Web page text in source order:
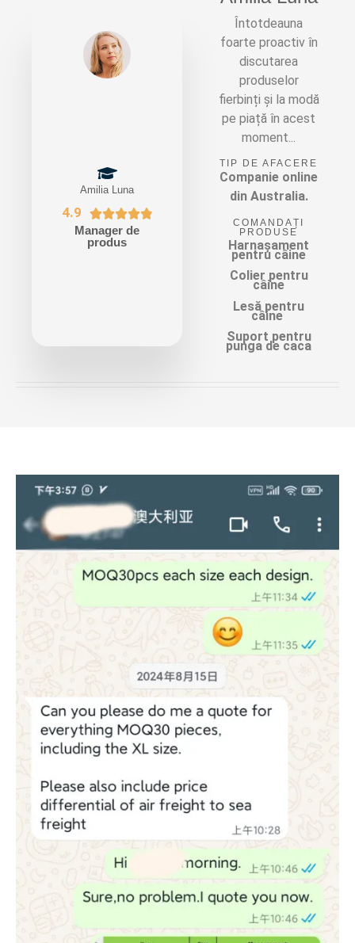
Amilia Luna
4.9 
Manager de
produs
Întotdeauna
foarte proactiv în
discutarea
produselor
fierbinți și la modă
pe piață în acest
moment...
TIP DE AFACERE
Companie online
din Australia.
COMANDAȚI
PRODUSE
Harnașament
pentru câine
Colier pentru
câine
Lesă pentru
câine
Suport pentru
punga de caca